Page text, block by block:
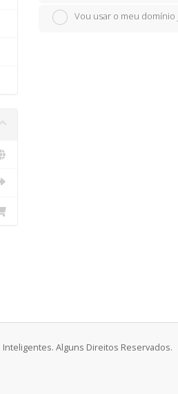
Vou usar o meu domínio
Alguns Direitos Reservados.